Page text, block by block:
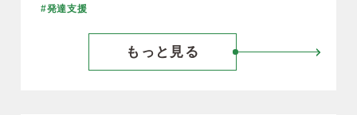
#発達支援
もっと見る